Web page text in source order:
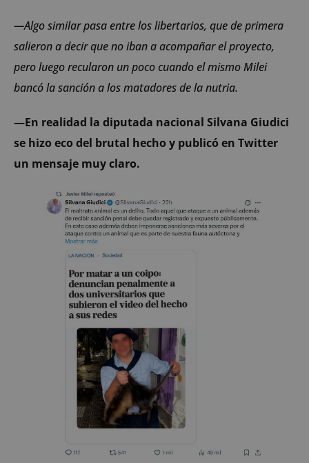
—Algo similar pasa entre los libertarios, que de primera
salieron a decir que no iban a acompañar el proyecto,
pero luego recularon un poco cuando el mismo Milei
bancó la sanción a los matadores de la nutria.
—En realidad la diputada nacional Silvana Giudici
se hizo eco del brutal hecho y publicó en Twitter
un mensaje muy claro.